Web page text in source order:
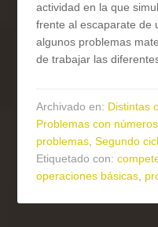
actividad en la que
frente al escaparate de
algunos problemas
de trabajar las
Archivado en: Distintas
Problemas con
problemas,Segundo
Etiquetado con:
operaciones básicas,